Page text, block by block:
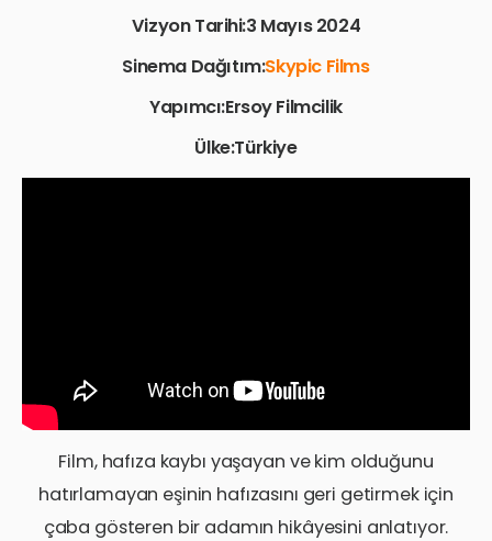
Vizyon Tarihi:3 Mayıs 2024
Sinema Dağıtım:Skypic Films
Yapımcı:Ersoy Filmcilik
Ülke:Türkiye
Film, hafıza kaybı yaşayan ve kim olduğunu
hatırlamayan eşinin hafızasını geri getirmek için
çaba gösteren bir adamın hikâyesini anlatıyor.